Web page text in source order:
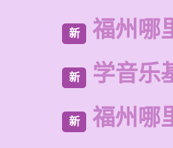
新 福州哪
新 学音乐
新 福州哪